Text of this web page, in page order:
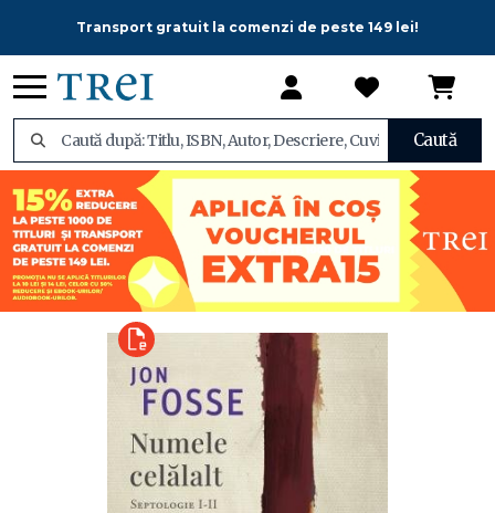
Transport gratuit la comenzi de peste 149 lei!
Caută